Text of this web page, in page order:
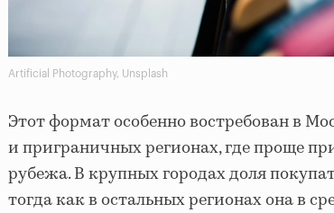
Artificial Photography, Unsplash
Этот формат особенно востребован в
и приграничных регионах, где проще
рубежа. В крупных городах доля
тогда как в остальных регионах она в